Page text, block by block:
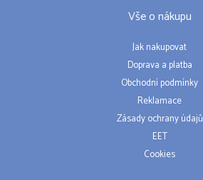
Vše o nákupu
Jak nakupovat
Doprava a platba
Obchodní podmínky
Reklamace
Zásady ochrany údajů
EET
Cookies